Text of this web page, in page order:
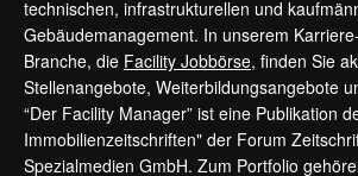
technischen, infrastrukturellen und
Gebäudemanagement. In unserem
Branche, die Facility Jobbörse, finden Sie
Stellenangebote, Weiterbildungsangebote
“Der Facility Manager” ist eine Publikation
Immobilienzeitschriften" der Forum
Spezialmedien GmbH. Zum Portfolio